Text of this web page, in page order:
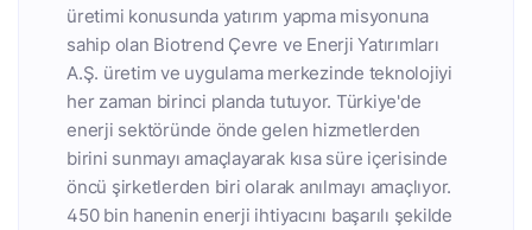
üretimi konusunda yatırım yapma misyonuna
sahip olan Biotrend Çevre ve Enerji Yatırımları
A.Ş. üretim ve uygulama merkezinde teknolojiyi
her zaman birinci planda tutuyor. Türkiye'de
enerji sektöründe önde gelen hizmetlerden
birini sunmayı amaçlayarak kısa süre içerisinde
öncü şirketlerden biri olarak anılmayı amaçlıyor.
450 bin hanenin enerji ihtiyacını başarılı şekilde